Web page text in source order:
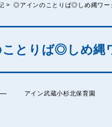
> ◎アインのことりば◎しめ縄ワー
とりば◎しめ縄
アイン武蔵小杉北保育園